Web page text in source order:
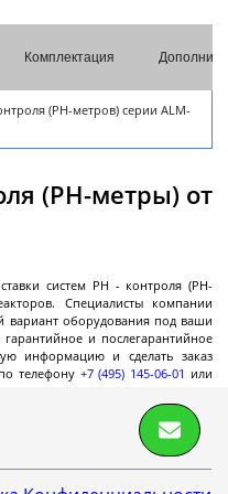
и прямым
и откидным
и ножевым
ножевым
мешком
консольного типа
с ножевым
с ножевым
вос пульсирующей
для осаждения
Комплектация
(PH-метров) серии ALM-
(PH-метры) от
систем PH - контроля (PH-
Специалисты компании
вариант оборудования под ваши
гарантийное и послегарантийное
информацию и сделать заказ
телефону +7 (495) 145-06-01 или